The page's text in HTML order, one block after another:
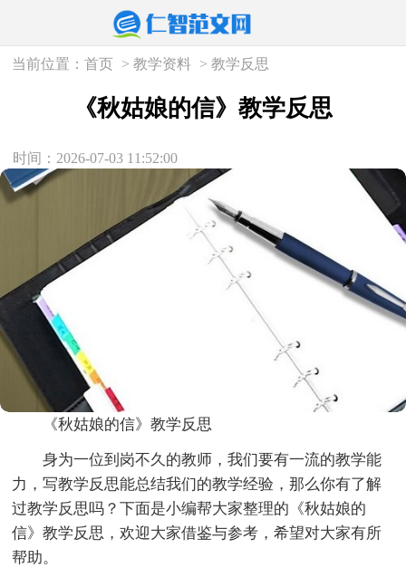
当前位置：首页 >教学资料 >教学反思
《秋姑娘的信》教学反思
时间：2026-07-03 11:52:00
《秋姑娘的信》教学反思
身为一位到岗不久的教师，我们要有一流的教学能
力，写教学反思能总结我们的教学经验，那么你有了解
过教学反思吗？下面是小编帮大家整理的《秋姑娘的
信》教学反思，欢迎大家借鉴与参考，希望对大家有所
帮助。